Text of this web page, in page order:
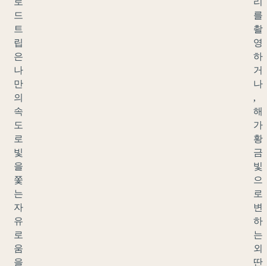
드
트
립
은
나
만
의
속
도
로
빛
을
쫓
는
자
유
로
움
을
를
촬
영
하
거
나
,
해
가
황
금
빛
으
로
변
하
는
외
딴